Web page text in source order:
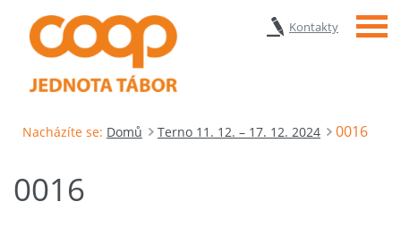
Kontakty Menu
Nacházíte se: Domů Terno 11. 12. – 17. 12. 2024 0016
0016